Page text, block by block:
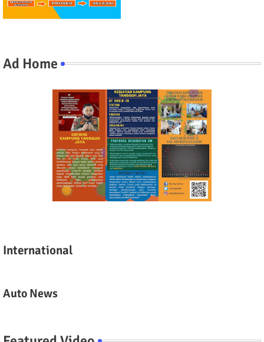
Ad Home
International
Auto News